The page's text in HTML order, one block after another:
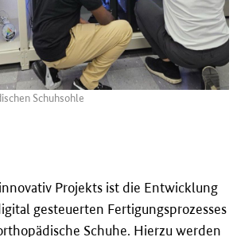
Schuhsohle
Projekts ist die Entwicklung
gesteuerten Fertigungsprozesses
Schuhe. Hierzu werden